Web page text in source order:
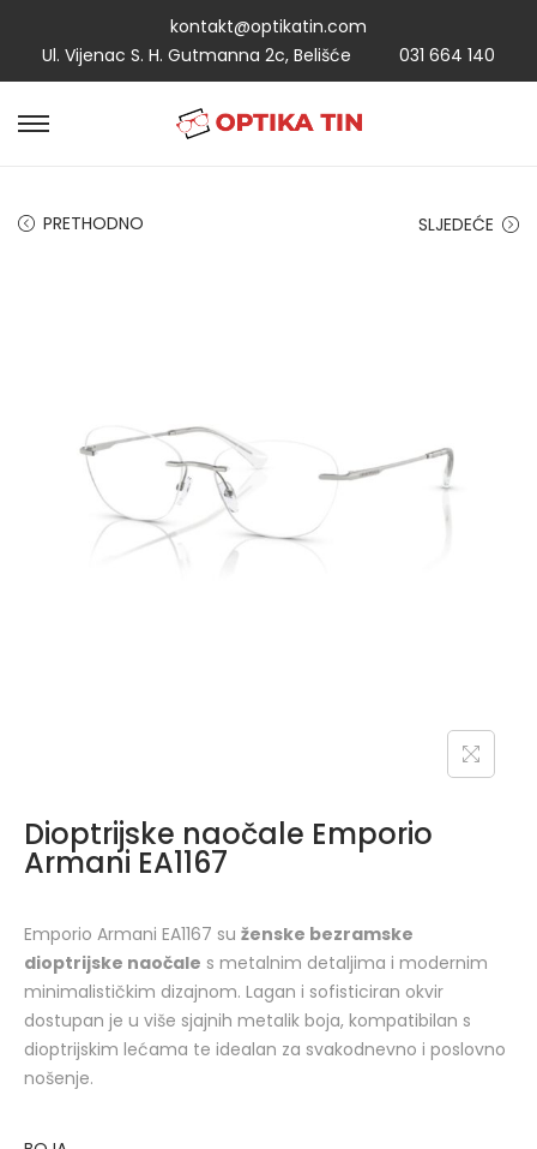
kontakt@optikatin.com
Ul. Vijenac S. H. Gutmanna 2c, Belišće
031 664 140
PRETHODNO SLJEDEĆE
Dioptrijske naočale Emporio
Armani EA1167
Emporio Armani EA1167 su ženske bezramske
dioptrijske naočale s metalnim detaljima i modernim
minimalističkim dizajnom. Lagan i sofisticiran okvir
dostupan je u više sjajnih metalik boja, kompatibilan s
dioptrijskim lećama te idealan za svakodnevno i poslovno
nošenje.